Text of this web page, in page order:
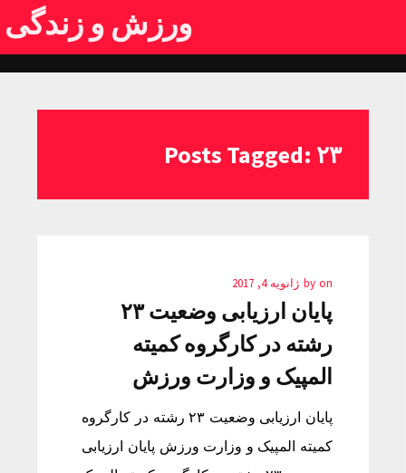
ورزش و زندگی
Posts Tagged: ۲۳
by on ژانویه 4, 2017
پایان ارزیابی وضعیت ۲۳
رشته در کارگروه کمیته
المپیک و وزارت ورزش
پایان ارزیابی وضعیت ۲۳ رشته در کارگروه
کمیته المپیک و وزارت ورزش پایان ارزیابی